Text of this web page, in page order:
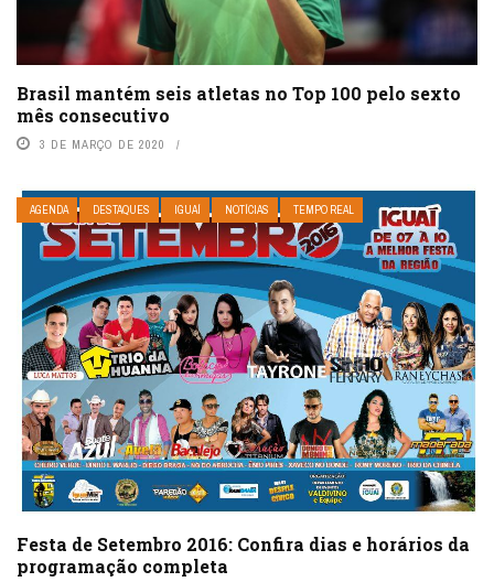
Brasil mantém seis atletas no Top 100 pelo sexto
mês consecutivo
3 DE MARÇO DE 2020
AGENDA DESTAQUES IGUAÍ NOTÍCIAS TEMPO REAL
Festa de Setembro 2016: Confira dias e horários da
programação completa